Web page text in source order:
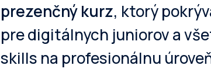
prezenčný kurz, ktorý
pre digitálnych juniorov a
skills na profesionálnu